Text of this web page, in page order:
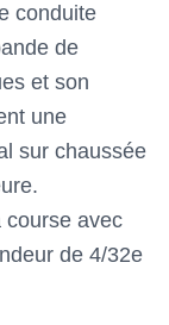
conduite
de
et son
une
sur chaussée
course avec
de 4/32e